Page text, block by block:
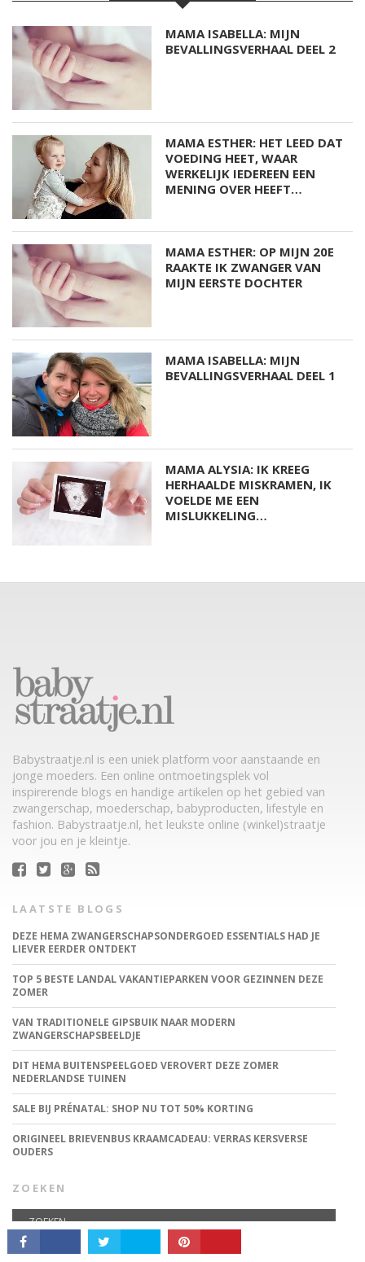
CONNECT
MAMA ISABELLA: MIJN
BEVALLINGSVERHAAL DEEL 2
MAMA ESTHER: HET LEED DAT
VOEDING HEET, WAAR
WERKELIJK IEDEREEN EEN
MENING OVER HEEFT…
MAMA ESTHER: OP MIJN 20E
RAAKTE IK ZWANGER VAN
MIJN EERSTE DOCHTER
MAMA ISABELLA: MIJN
BEVALLINGSVERHAAL DEEL 1
MAMA ALYSIA: IK KREEG
HERHAALDE MISKRAMEN, IK
VOELDE ME EEN
MISLUKKELING…
Babystraatje.nl is een uniek platform voor aanstaande en
jonge moeders. Een online ontmoetingsplek vol
inspirerende blogs en handige artikelen op het gebied van
zwangerschap, moederschap, babyproducten, lifestyle en
fashion. Babystraatje.nl, het leukste online (winkel)straatje
voor jou en je kleintje.
LAATSTE BLOGS
DEZE HEMA ZWANGERSCHAPSONDERGOED ESSENTIALS HAD JE
LIEVER EERDER ONTDEKT
TOP 5 BESTE LANDAL VAKANTIEPARKEN VOOR GEZINNEN DEZE
ZOMER
VAN TRADITIONELE GIPSBUIK NAAR MODERN
ZWANGERSCHAPSBEELDJE
DIT HEMA BUITENSPEELGOED VEROVERT DEZE ZOMER
NEDERLANDSE TUINEN
SALE BIJ PRÉNATAL: SHOP NU TOT 50% KORTING
ORIGINEEL BRIEVENBUS KRAAMCADEAU: VERRAS KERSVERSE
OUDERS
ZOEKEN